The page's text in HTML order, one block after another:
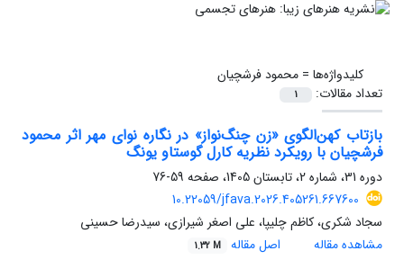
کلیدواژه‌ها =محمود فرشچیان
تعداد مقالات:
1
بازتاب کهن‌الگوی «زن چنگ‌نواز» در نگاره نوای مهر اثر محمود
فرشچیان با رویکرد نظریه کارل گوستاو یونگ
دوره 31، شماره 2، تابستان 1405، صفحه
59-76
10.22059/jfava.2026.405261.667600
سجاد شکری، کاظم چلیپا، علی اصغر شیرازی، سیدرضا حسینی
مشاهده مقاله
اصل مقاله 1.32 M